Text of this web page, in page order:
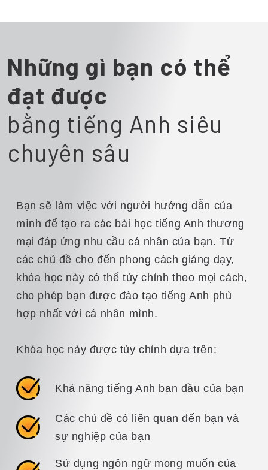
Những gì bạn có thể
đạt được
bằng tiếng Anh siêu
chuyên sâu
Bạn sẽ làm việc với người hướng dẫn của
mình để tạo ra các bài học tiếng Anh thương
mại đáp ứng nhu cầu cá nhân của bạn. Từ
các chủ đề cho đến phong cách giảng dạy,
khóa học này có thể tùy chỉnh theo mọi cách,
cho phép bạn được đào tạo tiếng Anh phù
hợp nhất với cá nhân mình.
Khóa học này được tùy chỉnh dựa trên:
Khả năng tiếng Anh ban đầu của bạn
Các chủ đề có liên quan đến bạn và
sự nghiệp của bạn
Sử dụng ngôn ngữ mong muốn của